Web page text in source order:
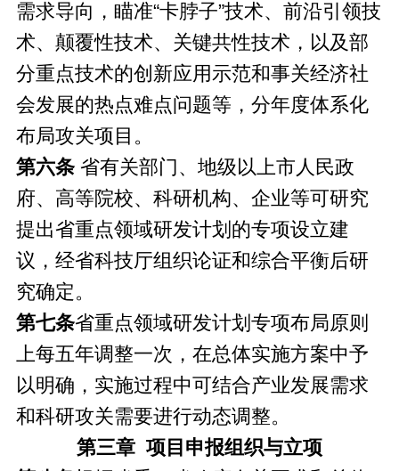
需求导向，瞄准“卡脖子”技术、前沿引领技
术、颠覆性技术、关键共性技术，以及部
分重点技术的创新应用示范和事关经济社
会发展的热点难点问题等，分年度体系化
布局攻关项目。
第六条 省有关部门、地级以上市人民政
府、高等院校、科研机构、企业等可研究
提出省重点领域研发计划的专项设立建
议，经省科技厅组织论证和综合平衡后研
究确定。
第七条省重点领域研发计划专项布局原则
上每五年调整一次，在总体实施方案中予
以明确，实施过程中可结合产业发展需求
和科研攻关需要进行动态调整。
第三章 项目申报组织与立项